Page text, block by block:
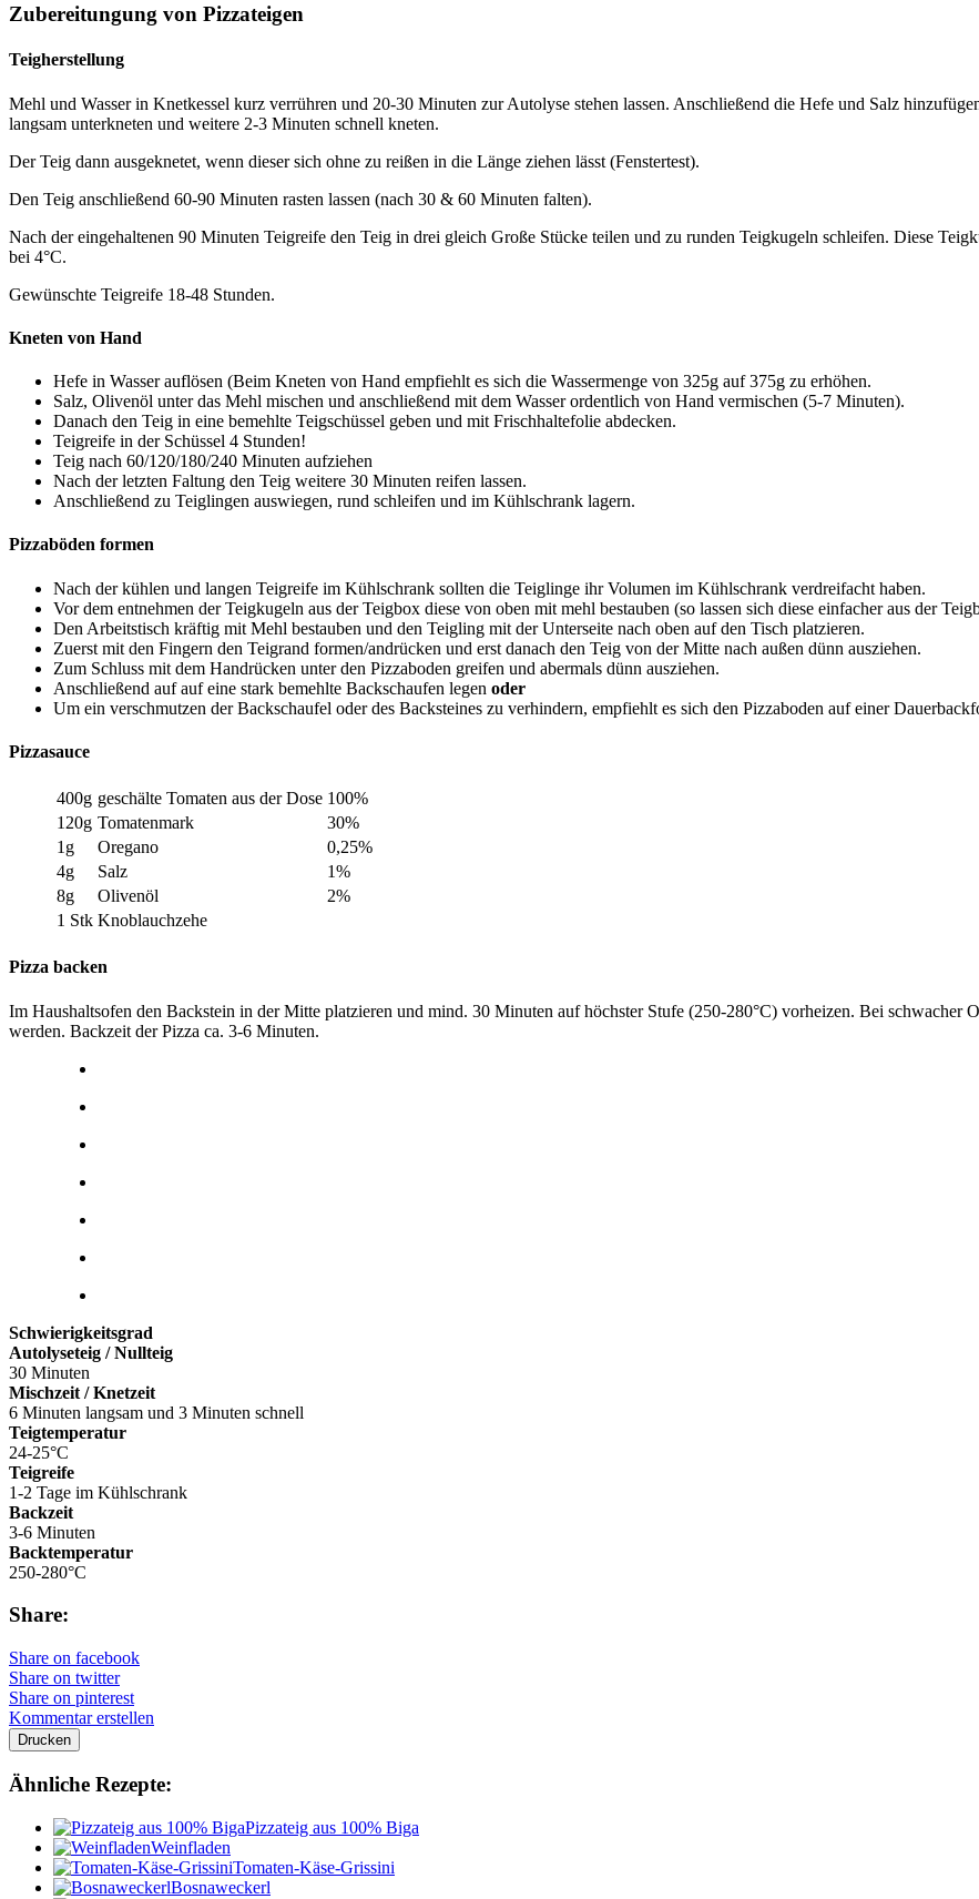
Zubereitungung von Pizzateigen
Teigherstellung
Mehl und Wasser in Knetkessel kurz verrühren und 20-30 Minuten zur Autolyse stehen lassen. Anschließend die Hefe und Salz
langsam unterkneten und weitere 2-3 Minuten schnell kneten.
Der Teig dann ausgeknetet, wenn dieser sich ohne zu reißen in die Länge ziehen lässt (Fenstertest).
Den Teig anschließend 60-90 Minuten rasten lassen (nach 30 & 60 Minuten falten).
Nach der eingehaltenen 90 Minuten Teigreife den Teig in drei gleich Große Stücke teilen und zu runden Teigkugeln schleifen. Diese
bei 4°C.
Gewünschte Teigreife 18-48 Stunden.
Kneten von Hand
Hefe in Wasser auflösen (Beim Kneten von Hand empfiehlt es sich die Wassermenge von 325g auf 375g zu erhöhen.
Salz, Olivenöl unter das Mehl mischen und anschließend mit dem Wasser ordentlich von Hand vermischen (5-7 Minuten).
Danach den Teig in eine bemehlte Teigschüssel geben und mit Frischhaltefolie abdecken.
Teigreife in der Schüssel 4 Stunden!
Teig nach 60/120/180/240 Minuten aufziehen
Nach der letzten Faltung den Teig weitere 30 Minuten reifen lassen.
Anschließend zu Teiglingen auswiegen, rund schleifen und im Kühlschrank lagern.
Pizzaböden formen
Nach der kühlen und langen Teigreife im Kühlschrank sollten die Teiglinge ihr Volumen im Kühlschrank verdreifacht haben.
Vor dem entnehmen der Teigkugeln aus der Teigbox diese von oben mit mehl bestauben (so lassen sich diese einfacher aus der
Den Arbeitstisch kräftig mit Mehl bestauben und den Teigling mit der Unterseite nach oben auf den Tisch platzieren.
Zuerst mit den Fingern den Teigrand formen/andrücken und erst danach den Teig von der Mitte nach außen dünn ausziehen.
Zum Schluss mit dem Handrücken unter den Pizzaboden greifen und abermals dünn ausziehen.
Anschließend auf auf eine stark bemehlte Backschaufen legen oder
Um ein verschmutzen der Backschaufel oder des Backsteines zu verhindern, empfiehlt es sich den Pizzaboden auf einer
Pizzasauce
400g geschälte Tomaten aus der Dose 100%
120g Tomatenmark
30%
1g
Oregano
0,25%
4g
Salz
1%
8g
Olivenöl
2%
1 Stk Knoblauchzehe
Pizza backen
Im Haushaltsofen den Backstein in der Mitte platzieren und mind. 30 Minuten auf höchster Stufe (250-280°C) vorheizen. Bei schwacher
werden. Backzeit der Pizza ca. 3-6 Minuten.
Schwierigkeitsgrad
Autolyseteig / Nullteig
30 Minuten
Mischzeit / Knetzeit
6 Minuten langsam und 3 Minuten schnell
Teigtemperatur
24-25°C
Teigreife
1-2 Tage im Kühlschrank
Backzeit
3-6 Minuten
Backtemperatur
250-280°C
Share:
Share on facebook
Share on twitter
Share on pinterest
Kommentar erstellen
Drucken
Ähnliche Rezepte:
Pizzateig aus 100% Biga
Weinfladen
Tomaten-Käse-Grissini
Bosnaweckerl